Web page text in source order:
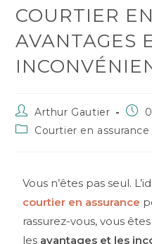
COURTIER
AVANTAGES
Arthur Gautier
Courtier en assurance
Vous n’êtes pas seul.
courtier en assurance
rassurez-vous, vous
les avantages et les